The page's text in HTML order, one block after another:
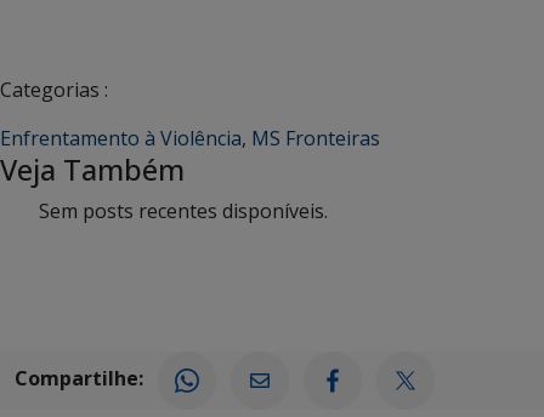
Categorias :
Enfrentamento à Violência, MS Fronteiras
Veja Também
Sem posts recentes disponíveis.
Compartilhe: